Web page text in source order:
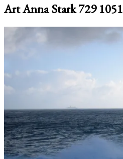
Art Anna Stark 729 1051